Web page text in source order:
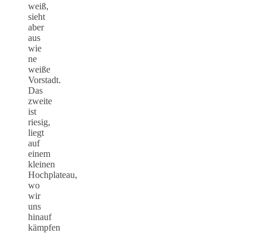
weiß,
sieht
aber
aus
wie
ne
weiße
Vorstadt.
Das
zweite
ist
riesig,
liegt
auf
einem
kleinen
Hochplateau,
wo
wir
uns
hinauf
kämpfen